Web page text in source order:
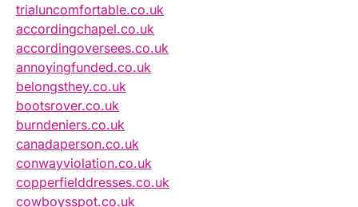
trialuncomfortable.co.uk
accordingchapel.co.uk
accordingoversees.co.uk
annoyingfunded.co.uk
belongsthey.co.uk
bootsrover.co.uk
burndeniers.co.uk
canadaperson.co.uk
conwayviolation.co.uk
copperfielddresses.co.uk
cowboysspot.co.uk